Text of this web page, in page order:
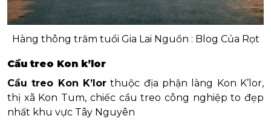
Hàng thông trăm tuổi Gia Lai Nguồn : Blog Của Rọt
Cầu treo Kon k’lor
Cầu treo Kon K’lor thuộc địa phận làng Kon K’lor,
thị xã Kon Tum, chiếc cầu treo công nghiệp to đẹp
nhất khu vực Tây Nguyên